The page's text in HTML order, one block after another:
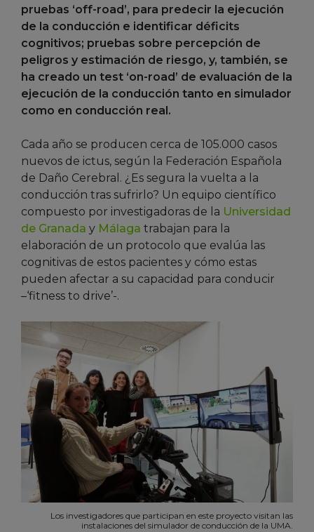
pruebas ‘off-road’, para predecir la ejecución
de la conducción e identificar déficits
cognitivos; pruebas sobre percepción de
peligros y estimación de riesgo, y, también, se
ha creado un test ‘on-road’ de evaluación de la
ejecución de la conducción tanto en simulador
como en conducción real.
Cada año se producen cerca de 105.000 casos
nuevos de ictus, según la Federación Española
de Daño Cerebral. ¿Es segura la vuelta a la
conducción tras sufrirlo? Un equipo científico
compuesto por investigadoras de la Universidad
de Granada y Málaga trabajan para la
elaboración de un protocolo que evalúa las
cognitivas de estos pacientes y cómo estas
pueden afectar a su capacidad para conducir
–‘fitness to drive’-.
Los investigadores que participan en este proyecto visitan las
instalaciones del simulador de conducción de la UMA.